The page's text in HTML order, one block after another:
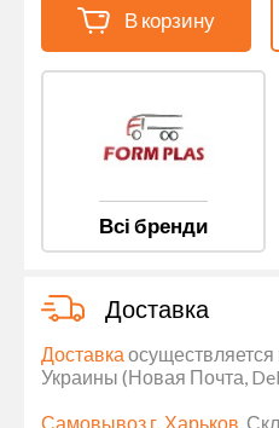
В корзину
Всі бренди
Доставка
Доставка осуществляется
Украины (Новая Почта,
Самовывоз г. Харьков,